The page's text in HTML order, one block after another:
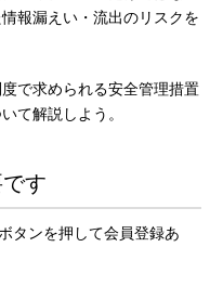
報漏えい・流出のリスクを
で求められる安全管理措置
て解説しよう。
す
タンを押して会員登録あ